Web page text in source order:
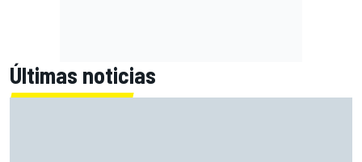
Últimas noticias